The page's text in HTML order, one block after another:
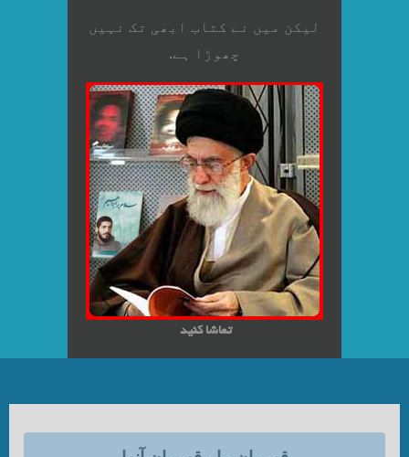
لیکن میں نے کتاب ابھی تک نہیں
چھوڑا ہے.
تماشا کنید